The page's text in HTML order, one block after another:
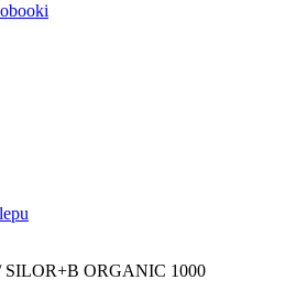
SILOR+B ORGANIC 1000